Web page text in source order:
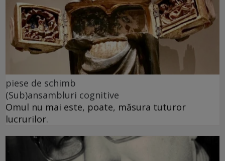
piese de schimb
(Sub)ansambluri cognitive
Omul nu mai este, poate, măsura tuturor
lucrurilor.